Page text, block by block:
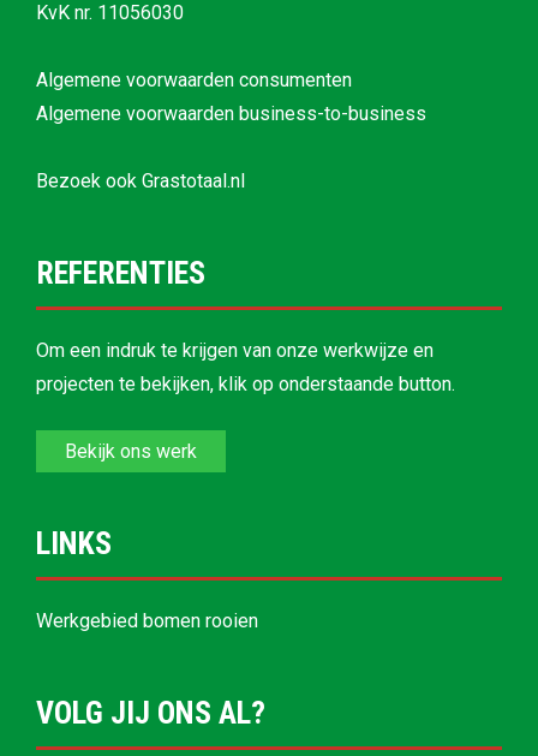
KvK nr. 11056030
Algemene voorwaarden consumenten
Algemene voorwaarden business-to-business
Bezoek ook Grastotaal.nl
REFERENTIES
Om een indruk te krijgen van onze werkwijze en
projecten te bekijken, klik op onderstaande button.
Bekijk ons werk
LINKS
Werkgebied bomen rooien
VOLG JIJ ONS AL?